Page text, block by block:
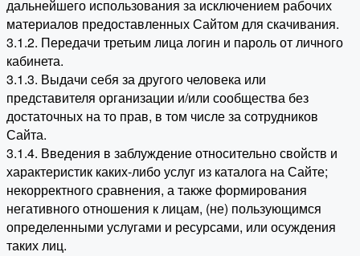
дальнейшего использования за исключением рабочих
материалов предоставленных Сайтом для скачивания.
3.1.2. Передачи третьим лица логин и пароль от личного
кабинета.
3.1.3. Выдачи себя за другого человека или
представителя организации и/или сообщества без
достаточных на то прав, в том числе за сотрудников
Сайта.
3.1.4. Введения в заблуждение относительно свойств и
характеристик каких-либо услуг из каталога на Сайте;
некорректного сравнения, а также формирования
негативного отношения к лицам, (не) пользующимся
определенными услугами и ресурсами, или осуждения
таких лиц.